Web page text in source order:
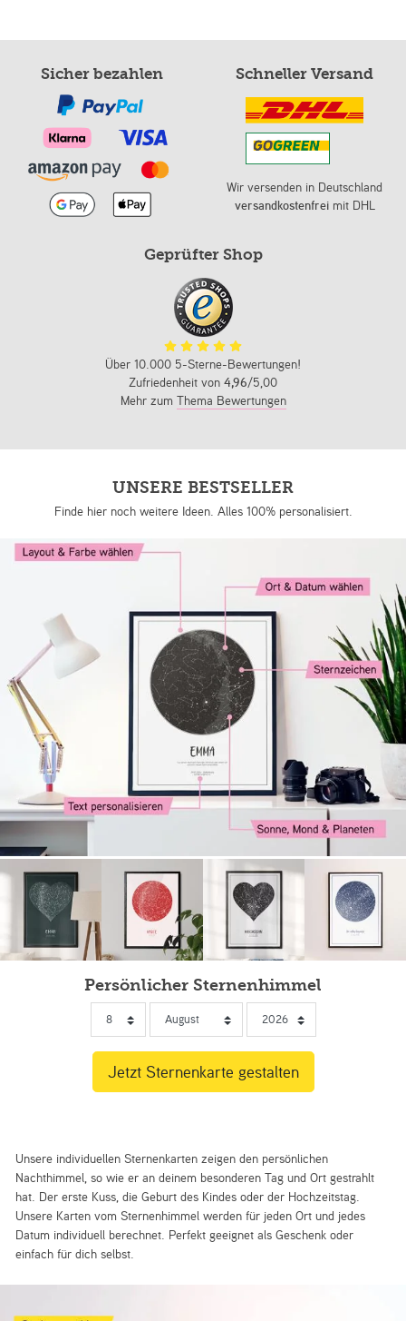
Sicher bezahlen Schneller Versand
Wir versenden in Deutschland
versandkostenfreimit DHL
Geprüfter Shop
Über 10.000 5-Sterne-Bewertungen!
Zufriedenheit von 4,96/5,00
Mehr zum Thema Bewertungen
UNSERE BESTSELLER
Finde hier noch weitere Ideen. Alles 100% personalisiert.
Persönlicher Sternenhimmel
Unsere individuellen Sternenkarten zeigen den persönlichen
Nachthimmel, so wie er an deinem besonderen Tag und Ort gestrahlt
hat. Der erste Kuss, die Geburt des Kindes oder der Hochzeitstag.
Unsere Karten vom Sternenhimmel werden für jeden Ort und jedes
Datum individuell berechnet. Perfekt geeignet als Geschenk oder
einfach für dich selbst.